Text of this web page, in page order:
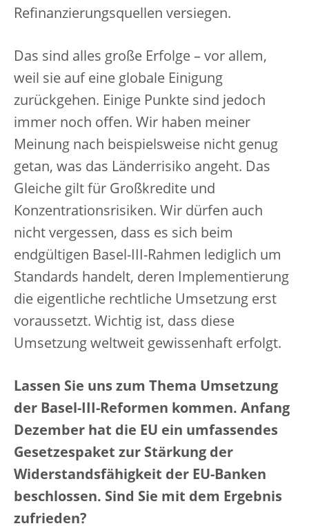
Refinanzierungsquellen versiegen.
Das sind alles große Erfolge – vor allem,
weil sie auf eine globale Einigung
zurückgehen. Einige Punkte sind jedoch
immer noch offen. Wir haben meiner
Meinung nach beispielsweise nicht genug
getan, was das Länderrisiko angeht. Das
Gleiche gilt für Großkredite und
Konzentrationsrisiken. Wir dürfen auch
nicht vergessen, dass es sich beim
endgültigen Basel-III-Rahmen lediglich um
Standards handelt, deren Implementierung
die eigentliche rechtliche Umsetzung erst
voraussetzt. Wichtig ist, dass diese
Umsetzung weltweit gewissenhaft erfolgt.
Lassen Sie uns zum Thema Umsetzung
der Basel-III-Reformen kommen. Anfang
Dezember hat die EU ein umfassendes
Gesetzespaket zur Stärkung der
Widerstandsfähigkeit der EU-Banken
beschlossen. Sind Sie mit dem Ergebnis
zufrieden?